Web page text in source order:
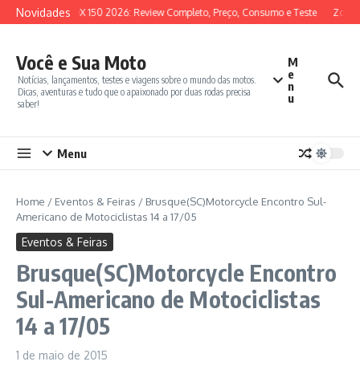
Ir para o conteúdo
Novidades
SYM ADX 150 2026: Review Completo, Preço, Consumo e Teste
Você e Sua Moto
Notícias, lançamentos, testes e viagens sobre o mundo das motos.
Dicas, aventuras e tudo que o apaixonado por duas rodas precisa
saber!
M
e
n
u
Menu
Home / Eventos & Feiras / Brusque(SC)Motorcycle Encontro Sul-
Americano de Motociclistas 14 a 17/05
Eventos & Feiras
Brusque(SC)Motorcycle Encontro
Sul-Americano de Motociclistas
14 a 17/05
1 de maio de 2015